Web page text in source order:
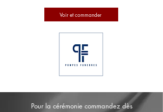
Voir et commander
Pour la cérémonie commandez dès